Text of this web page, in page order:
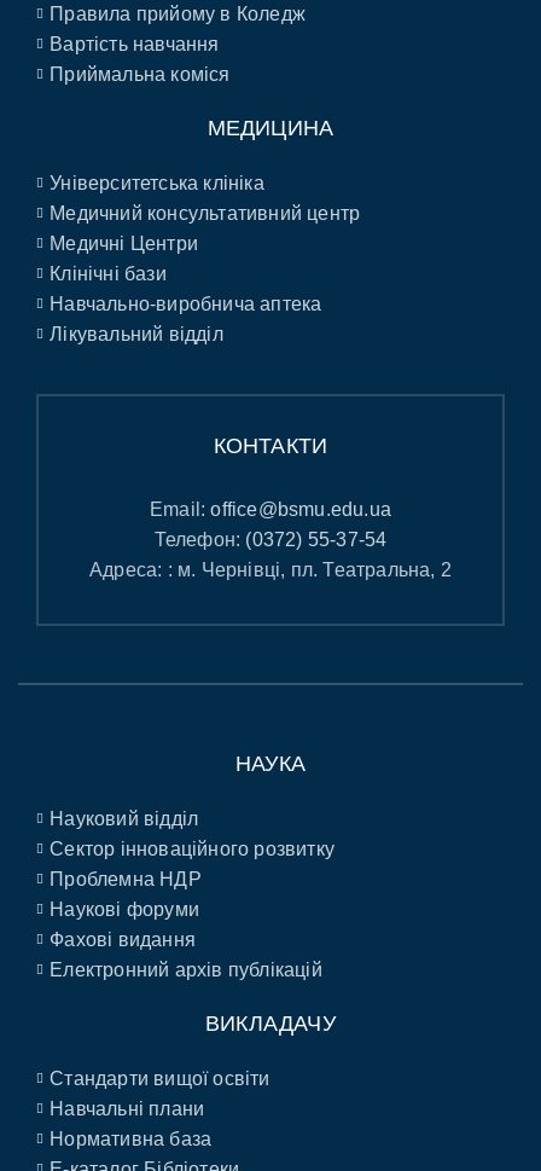
Правила прийому в Коледж
Вартість навчання
Приймальна коміся
МЕДИЦИНА
Університетська клініка
Медичний консультативний центр
Медичні Центри
Клінічні бази
Навчально-виробнича аптека
Лікувальний відділ
КОНТАКТИ
Email:office@bsmu.edu.ua
Телефон: (0372) 55-37-54
Адреса: : м. Чернівці, пл. Театральна, 2
НАУКА
Науковий відділ
Сектор інноваційного розвитку
Проблемна НДР
Наукові форуми
Фахові видання
Електронний архів публікацій
ВИКЛАДАЧУ
Стандарти вищої освіти
Навчальні плани
Нормативна база